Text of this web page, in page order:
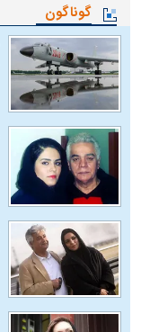
گوناگون